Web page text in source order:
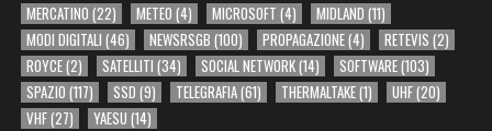
MERCATINO (22) METEO (4) MICROSOFT (4) MIDLAND (11)
MODI DIGITALI (46) NEWSRSGB (100) PROPAGAZIONE(4) RETEVIS (2)
ROYCE(2) SATELLITI (34) SOCIAL NETWORK(14) SOFTWARE(103)
SPAZIO (117) SSD (9) TELEGRAFIA(61) THERMALTAKE(1) UHF(20)
VHF(27) YAESU (14)